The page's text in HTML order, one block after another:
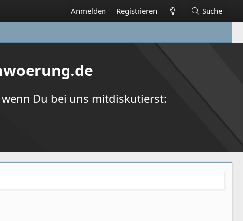
Anmelden Registrieren Suche
Du bei uns mitdiskutierst: